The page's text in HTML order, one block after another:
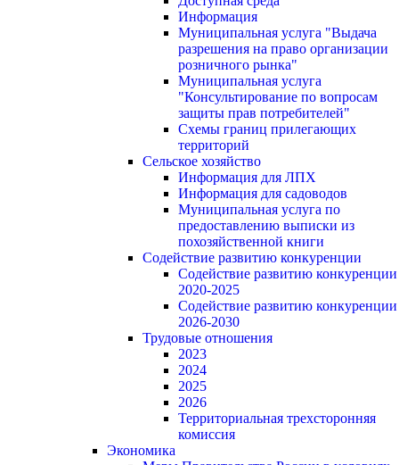
Информация
Муниципальная услуга "Выдача
разрешения на право организации
розничного рынка"
Муниципальная услуга
"Консультирование по вопросам
защиты прав потребителей"
Схемы границ прилегающих
территорий
Сельское хозяйство
Информация для ЛПХ
Информация для садоводов
Муниципальная услуга по
предоставлению выписки из
похозяйственной книги
Содействие развитию конкуренции
Содействие развитию конкуренции
2020-2025
Содействие развитию конкуренции
2026-2030
Трудовые отношения
2023
2024
2025
2026
Территориальная трехсторонняя
комиссия
Экономика